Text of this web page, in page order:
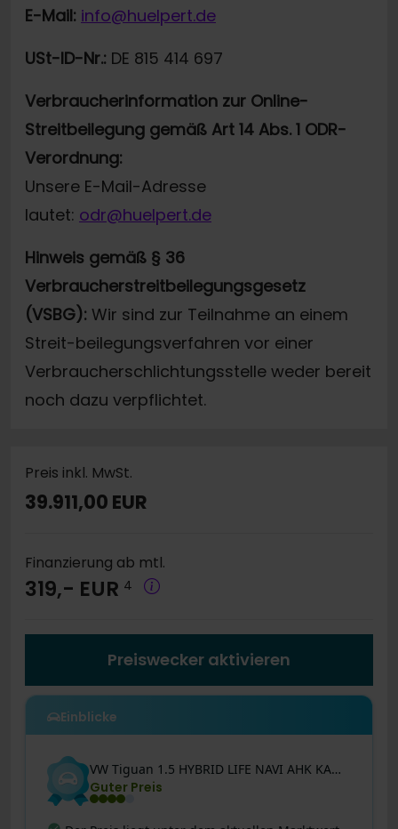
E-Mail: info@huelpert.de
USt-ID-Nr.: DE 815 414 697
Verbraucherinformation zur Online-
Streitbeilegung gemäß Art 14 Abs. 1 ODR-
Verordnung:
Unsere E-Mail-Adresse
lautet: odr@huelpert.de
Hinweis gemäß § 36
Verbraucherstreitbeilegungsgesetz
(VSBG): Wir sind zur Teilnahme an einem
Streit-beilegungsverfahren vor einer
Verbraucherschlichtungsstelle weder bereit
noch dazu verpflichtet.
Preis inkl. MwSt.
39.911,00 EUR
Finanzierung ab mtl.
319,- EUR 4
Preiswecker aktivieren
Einblicke
VW Tiguan 1.5 HYBRID LIFE NAVI AHK KAMERA SITZHEIZU
Guter Preis